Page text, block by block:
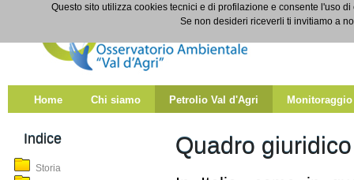
Salta al contenuto
Quadro giuridico
Home Chi siamo Petrolio Val d'Agri Monitoraggio
Indice
Storia
Quadro
Questo sito utilizza cookies tecnici e di profilazione e consente l'uso
Se non desideri riceverli ti invitiamo a